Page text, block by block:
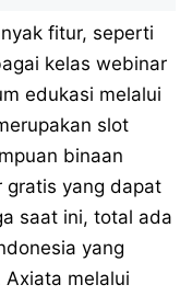
fitur, seperti
kelas webinar
edukasi melalui
slot
binaan
yang dapat
saat ini, total ada
yang
melalui